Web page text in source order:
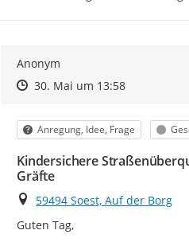
Anonym
Zeitpunkt des Erstellens
Zeitpunkt des Erstellens
30. Mai um 13:58Zur
Kategorie
Anregung, Idee, Frage
Kindersichere
Gräfte
Ort
59494 Soest, Auf der Borg
Guten Tag,